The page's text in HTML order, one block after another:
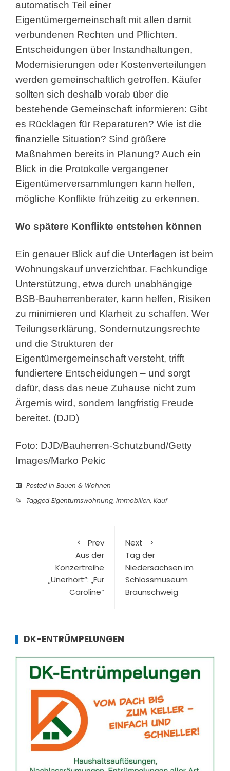
automatisch Teil einer
Eigentümergemeinschaft mit allen damit
verbundenen Rechten und Pflichten.
Entscheidungen über Instandhaltungen,
Modernisierungen oder Kostenverteilungen
werden gemeinschaftlich getroffen. Käufer
sollten sich deshalb vorab über die
bestehende Gemeinschaft informieren: Gibt
es Rücklagen für Reparaturen? Wie ist die
finanzielle Situation? Sind größere
Maßnahmen bereits in Planung? Auch ein
Blick in die Protokolle vergangener
Eigentümerversammlungen kann helfen,
mögliche Konflikte frühzeitig zu erkennen.
Wo spätere Konflikte entstehen können
Ein genauer Blick auf die Unterlagen ist beim
Wohnungskauf unverzichtbar. Fachkundige
Unterstützung, etwa durch unabhängige
BSB-Bauherrenberater, kann helfen, Risiken
zu minimieren und Klarheit zu schaffen. Wer
Teilungserklärung, Sondernutzungsrechte
und die Strukturen der
Eigentümergemeinschaft versteht, trifft
fundiertere Entscheidungen – und sorgt
dafür, dass das neue Zuhause nicht zum
Ärgernis wird, sondern langfristig Freude
bereitet. (DJD)
Foto: DJD/Bauherren-Schutzbund/Getty
Images/Marko Pekic
Posted in Bauen & Wohnen
Tagged Eigentumswohnung, Immobilien, Kauf
Prev
Aus der
Konzertreihe
„Unerhört“: „Für
Caroline“
Next
Tag der
Niedersachsen im
Schlossmuseum
Braunschweig
DK-ENTRÜMPELUNGEN